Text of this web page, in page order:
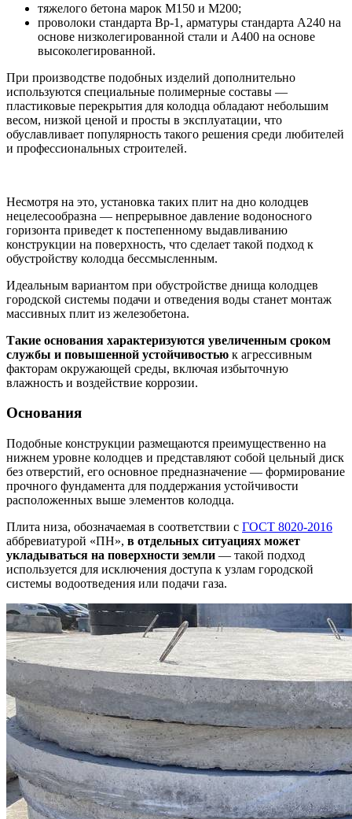
тяжелого бетона марок М150 и М200;
проволоки стандарта Вр-1, арматуры стандарта А240 на
основе низколегированной стали и А400 на основе
высоколегированной.
При производстве подобных изделий дополнительно
используются специальные полимерные составы —
пластиковые перекрытия для колодца обладают небольшим
весом, низкой ценой и просты в эксплуатации, что
обуславливает популярность такого решения среди любителей
и профессиональных строителей.
Несмотря на это, установка таких плит на дно колодцев
нецелесообразна — непрерывное давление водоносного
горизонта приведет к постепенному выдавливанию
конструкции на поверхность, что сделает такой подход к
обустройству колодца бессмысленным.
Идеальным вариантом при обустройстве днища колодцев
городской системы подачи и отведения воды станет монтаж
массивных плит из железобетона.
Такие основания характеризуются увеличенным сроком
службы и повышенной устойчивостью к агрессивным
факторам окружающей среды, включая избыточную
влажность и воздействие коррозии.
Основания
Подобные конструкции размещаются преимущественно на
нижнем уровне колодцев и представляют собой цельный диск
без отверстий, его основное предназначение — формирование
прочного фундамента для поддержания устойчивости
расположенных выше элементов колодца.
Плита низа, обозначаемая в соответствии с ГОСТ 8020-2016
аббревиатурой «ПН», в отдельных ситуациях может
укладываться на поверхности земли — такой подход
используется для исключения доступа к узлам городской
системы водоотведения или подачи газа.